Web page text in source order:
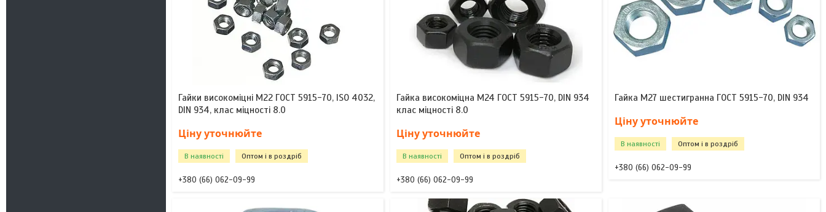
Гайки високоміцні М22 ГОСТ 5915-70, ISO 4032,
DIN 934, клас міцності 8.0
Ціну уточнюйте
В наявності Оптом і в роздріб
+380 (66) 062-09-99
Гайка високоміцна М24 ГОСТ 5915-70, DIN 934
клас міцності 8.0
Ціну уточнюйте
В наявності Оптом і в роздріб
+380 (66) 062-09-99
Гайка М27 шестигранна ГОСТ 5915-70, DIN 934
Ціну уточнюйте
В наявності Оптом і в роздріб
+380 (66) 062-09-99